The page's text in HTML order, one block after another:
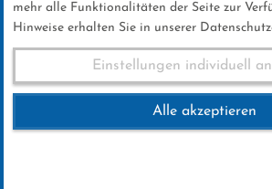
Logos: Weltcup
mehr alle Funktionalitäten der Seite zur
Hinweise erhalten Sie in unserer
Einstellungen individuell
Alle akzeptieren